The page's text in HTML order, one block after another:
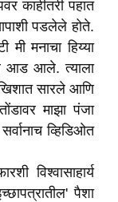
काहीतरी पहात
पडलेले होते.
मनाचा हिय्या
आड आले. त्याला
सारले आणि
माझा पंजा
व्हिडिओत
विश्वासाहार्य
पैशा